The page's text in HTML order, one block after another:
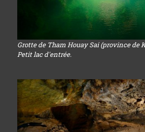
Grotte de Tham Houay Sai (province de
Petit lac d'entrée.